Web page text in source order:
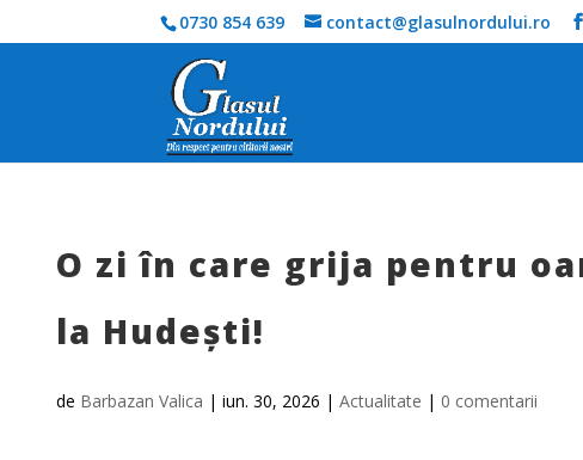
0730 854 639 contact@glasulnordului.ro
O zi în care grija pentru
la Hudești!
de Barbazan Valica |iun. 30, 2026 |Actualitate | 0 comentarii